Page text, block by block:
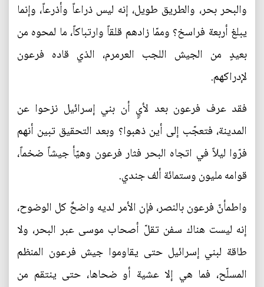
والبحر بحر، والطريق طويل، إنه ليس ذراعاً وأذرعاً، وإنما
يبلغ أربعة فراسخ؟ وممّا زادهم قلقاً وارتباكاً، ما لمحوه من
بعيدٍ من الجيش اللجب العرمرم، الذي قاده فرعون
لإدراكهم.
فقد عرف فرعون بعد لأيٍ أن بني إسرائيل نزحوا عن
المدينة، فتعجّب إلى أين ذهبوا؟ وبعد التحقيق تبين أنهم
فرّوا ليلاً في اتجاه البحر فثار فرعون وهيّأ جيشاً ضخماً،
قوامه مليون وستمائة ألف جندي.
واطمأنّ فرعون بالنصر، فإن الأمر لديه واضحٌ كل الوضوح،
إنه ليست هناك سفن تقلّ أصحاب موسى عبر البحر، ولا
طاقة لبني إسرائيل حتى يقاوموا جيش فرعون المنظم
المسلّح، فما هي إلا عشية أو ضحاها، حتى ينتقم من